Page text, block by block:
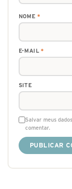
NOME *
E-MAIL*
SITE
Salvar meus
comentar.